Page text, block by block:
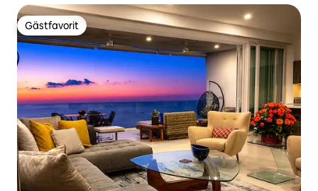
Gästfavorit
Gästfavorit